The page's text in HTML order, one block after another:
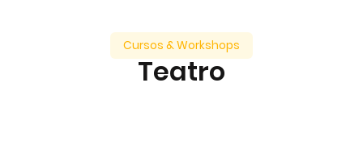
Cursos & Workshops
Teatro